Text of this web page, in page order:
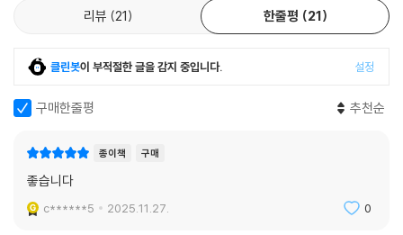
나는 자동차를 원했지만 결국 얻은 건 140자뿐이었다.”라는 문구는 전 세
계적으로 널리 알려졌다. 이는 트위터, 그리고 위험 부담은 크지만 세상을
뒤바꿀 만한 기술에 투자하려 들지 않는 벤처투자가들을 향한 신랄한 풍자
였다.
“미래에 무슨 일이 생긴 걸까?”
파운더스 펀드의 투자 대상은 이 질문을 출발점으로 삼고 해결하기 어려운
이들이 몰두하는 것은 대부분 과학과 기술 분야의 난제들인데, 틸 팀은 이
펀드를 통해 흥미로운 상호 이익이 되는 관계들을 만들어내고자 한다. 선
진국을 더욱 성장시킬 기술을 개발하게끔 지원함과 동시에 투자자에게는
리뷰 21 한줄평 21
클린봇이 부적절한 글을 감지 중입니다. 설정
구매한줄평 추천순
종이책 구매
좋습니다
c******5 2025.11.27. 0